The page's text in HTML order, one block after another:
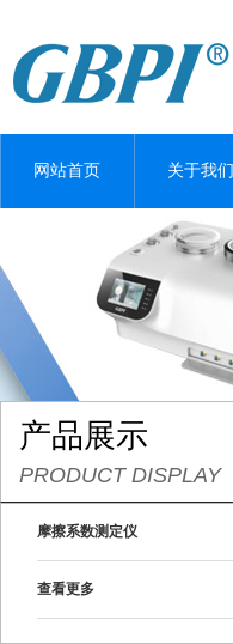
网站首页 关于我们
产品展示
PRODUCT DISPLAY
摩擦系数测定仪
查看更多